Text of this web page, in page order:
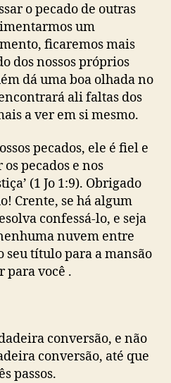
o pecado de outras
um
ficaremos mais
dos nossos próprios
dá uma boa olhada no
ali faltas dos
a ver em si mesmo.
pecados, ele é fiel e
pecados e nos
(1 Jo 1:9). Obrigado
Crente, se há algum
confessá-lo, e seja
nuvem entre
seu título para a mansão
para você .
conversão, e não
conversão, até que
passos.